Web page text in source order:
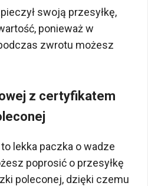
swoją przesyłkę,
ponieważ w
zwrotu możesz
z certyfikatem
lekka paczka o wadze
poprosić o przesyłkę
poleconej, dzięki czemu